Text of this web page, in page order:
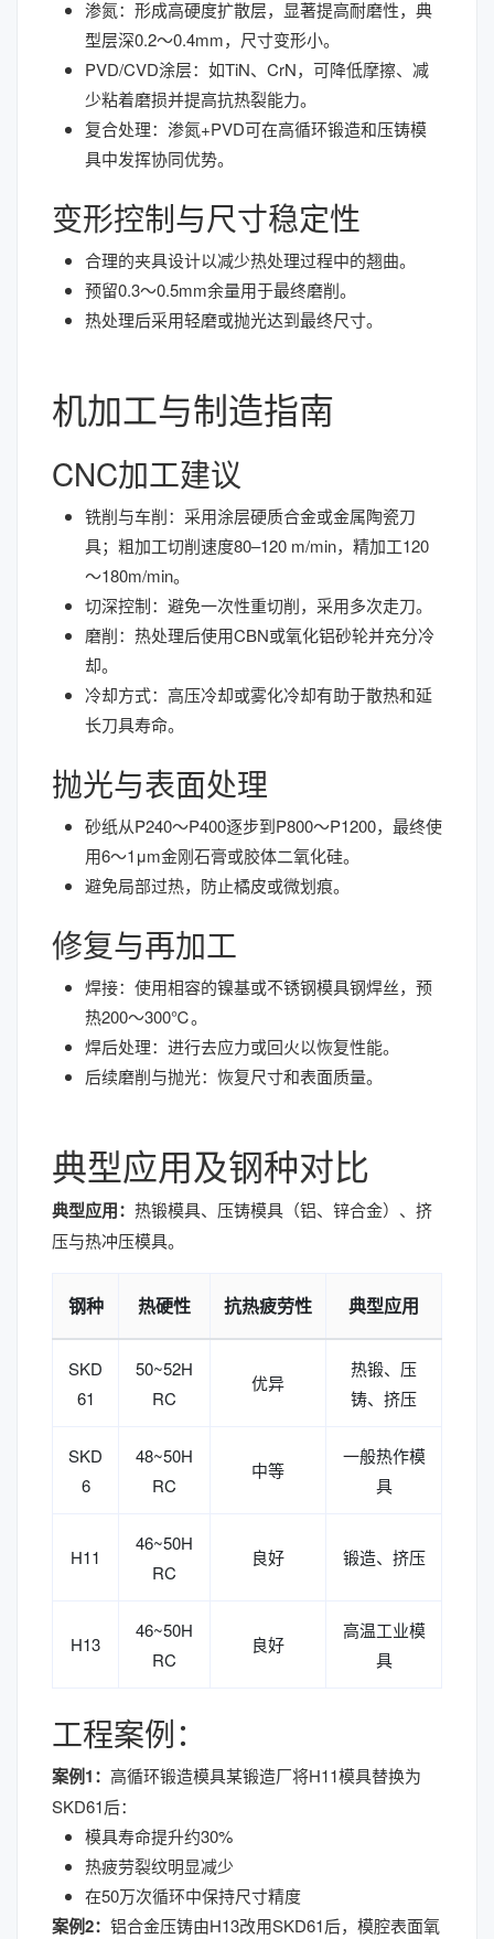
渗氮：形成高硬度扩散层，显著提高耐磨性，典
型层深0.2～0.4mm，尺寸变形小。
PVD/CVD涂层：如TiN、CrN，可降低摩擦、减
少粘着磨损并提高抗热裂能力。
复合处理：渗氮+PVD可在高循环锻造和压铸模
具中发挥协同优势。
变形控制与尺寸稳定性
合理的夹具设计以减少热处理过程中的翘曲。
预留0.3～0.5mm余量用于最终磨削。
热处理后采用轻磨或抛光达到最终尺寸。
机加工与制造指南
CNC加工建议
铣削与车削：采用涂层硬质合金或金属陶瓷刀
具；粗加工切削速度80–120 m/min，精加工120
～180m/min。
切深控制：避免一次性重切削，采用多次走刀。
磨削：热处理后使用CBN或氧化铝砂轮并充分冷
却。
冷却方式：高压冷却或雾化冷却有助于散热和延
长刀具寿命。
抛光与表面处理
砂纸从P240～P400逐步到P800～P1200，最终使
用6～1μm金刚石膏或胶体二氧化硅。
避免局部过热，防止橘皮或微划痕。
修复与再加工
焊接：使用相容的镍基或不锈钢模具钢焊丝，预
热200～300℃。
焊后处理：进行去应力或回火以恢复性能。
后续磨削与抛光：恢复尺寸和表面质量。
典型应用及钢种对比
典型应用： 热锻模具、压铸模具（铝、锌合金）、挤
压与热冲压模具。
钢种 热硬性 抗热疲劳性 典型应用
SKD
61
50~52H
RC
优异
热锻、压
铸、挤压
SKD
6
48~50H
RC
中等
一般热作模
具
H11
46~50H
RC
良好 锻造、挤压
H13
46~50H
RC
良好
高温工业模
具
工程案例：
案例1： 高循环锻造模具某锻造厂将H11模具替换为
SKD61后：
模具寿命提升约30%
热疲劳裂纹明显减少
在50万次循环中保持尺寸精度
案例2： 铝合金压铸由H13改用SKD61后，模腔表面氧